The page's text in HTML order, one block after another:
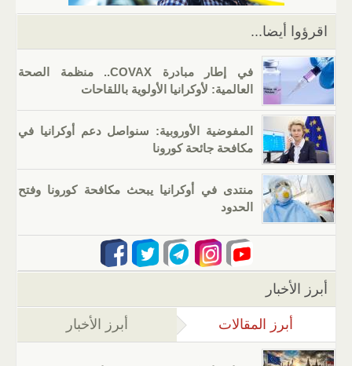
k
اقرؤوا أيضا...
في إطار مبادرة COVAX.. منظمة الصحة
العالمية: لأوكرانيا الأولوية باللقاحات
المفوضية الأوروبية: سنواصل دعم أوكرانيا في
مكافحة جائحة كورونا
منتدى في أوكرانيا يبحث مكافحة كورونا وفتح
الحدود
أبرز الأخبار
أبرز المقالات (علامة التبويب النشطة)
أبرز الأخبار